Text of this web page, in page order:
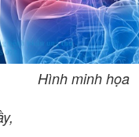
Hình minh họa